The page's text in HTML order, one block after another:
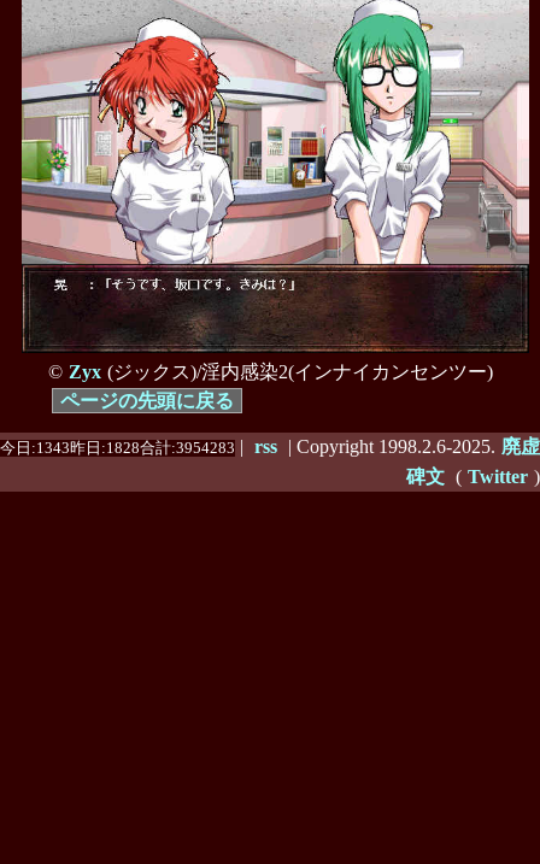
© Zyx (ジックス)/淫内感染2(インナイカンセンツー)
ページの先頭に戻る
今日:1343昨日:1828合計:3954283 | rss | Copyright 1998.2.6-2025. 廃虚
碑文 ( Twitter )